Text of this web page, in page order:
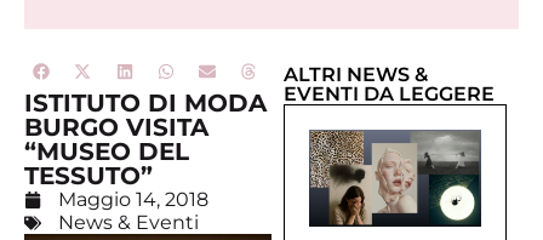
ISTITUTO DI MODA
BURGO VISITA
“MUSEO DEL
TESSUTO”
Maggio 14, 2018
News & Eventi
ALTRI NEWS &
EVENTI DA LEGGERE